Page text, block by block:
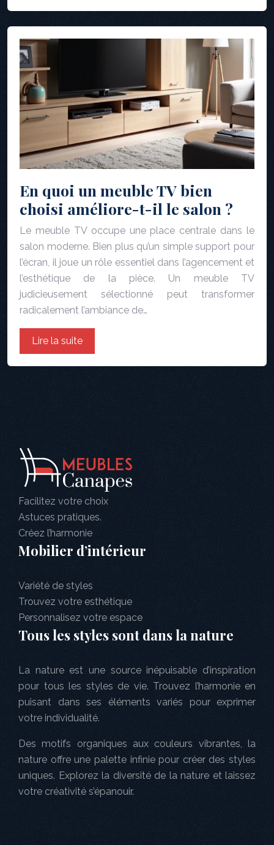
En quoi un meuble TV bien
choisi améliore-t-il le salon ?
Le meuble TV occupe une place centrale dans le
salon moderne. Bien plus qu’un simple support pour
l’écran, il joue un rôle essentiel dans l’agencement et
l’esthétique de la pièce. Un meuble TV
judicieusement sélectionné peut transformer
radicalement l’ambiance de…
Lire la suite
Facilitez votre choix
Astuces pratiques.
Créez l’harmonie
Mobilier d’intérieur
Variété de styles
Trouvez votre esthétique
Personnalisez votre espace
Tous les styles sont dans la nature
La nature est une source inépuisable d’inspiration
pour tous les styles de vie. Trouvez l’harmonie en
puisant dans ses éléments variés pour exprimer
votre individualité.
Des motifs organiques aux couleurs vibrantes, la
nature offre une palette infinie pour créer des styles
uniques. Explorez la diversité de la nature et laissez
votre créativité s’épanouir.